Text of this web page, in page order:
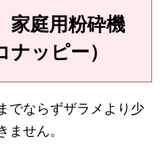
家庭用粉砕機
ッピー）
でならずザラメより少
ません。